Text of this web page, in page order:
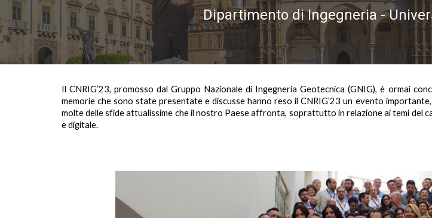
Dipartimento di Ingegneria -
Il CNRIG’23, promosso dal Gruppo Nazionale di Ingegneria Geotecnica (GNIG), è ormai
memorie che sono state presentate e discusse hanno reso il CNRIG’23 un evento
molte delle sfide attualissime che il nostro Paese affronta, soprattutto in relazione ai temi del
e digitale.